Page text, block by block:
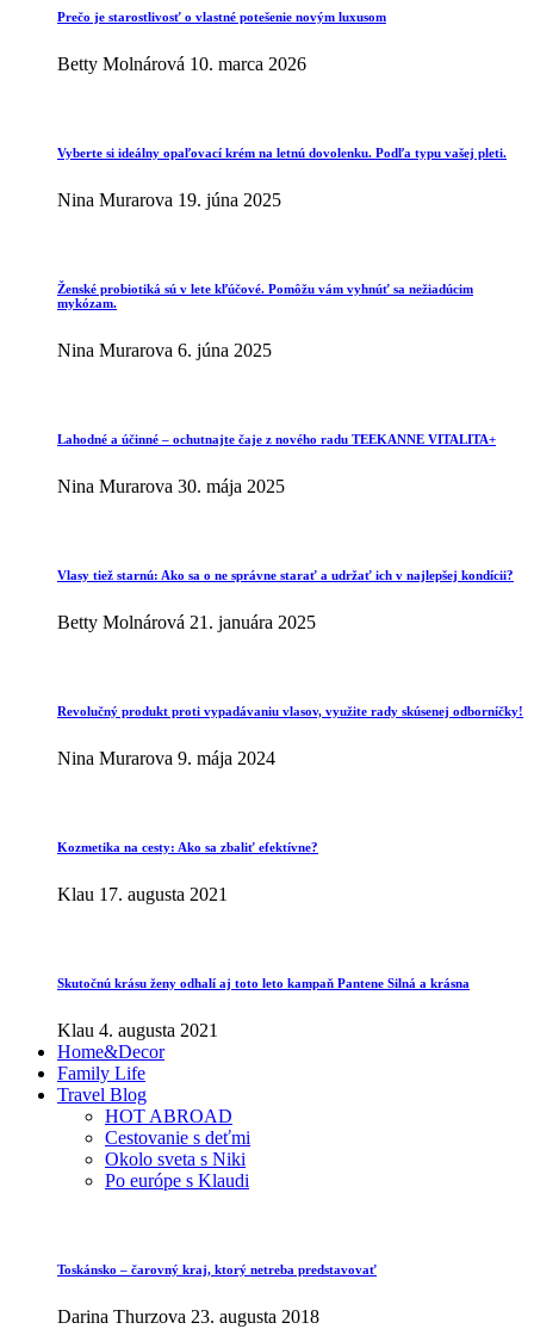
Prečo je starostlivosť o vlastné potešenie novým luxusom
Betty Molnárová 10. marca 2026
Vyberte si ideálny opaľovací krém na letnú dovolenku. Podľa typu vašej pleti.
Nina Murarova 19. júna 2025
Ženské probiotiká sú v lete kľúčové. Pomôžu vám vyhnúť sa nežiadúcim
mykózam.
Nina Murarova 6. júna 2025
Lahodné a účinné – ochutnajte čaje z nového radu TEEKANNE VITALITA+
Nina Murarova 30. mája 2025
Vlasy tiež starnú: Ako sa o ne správne starať a udržať ich v najlepšej kondícii?
Betty Molnárová 21. januára 2025
Revolučný produkt proti vypadávaniu vlasov, využite rady skúsenej odborníčky!
Nina Murarova 9. mája 2024
Kozmetika na cesty: Ako sa zbaliť efektívne?
Klau 17. augusta 2021
Skutočnú krásu ženy odhalí aj toto leto kampaň Pantene Silná a krásna
Klau 4. augusta 2021
Home&Decor
Family Life
Travel Blog
HOT ABROAD
Cestovanie s deťmi
Okolo sveta s Niki
Po európe s Klaudi
Toskánsko – čarovný kraj, ktorý netreba predstavovať
Darina Thurzova 23. augusta 2018